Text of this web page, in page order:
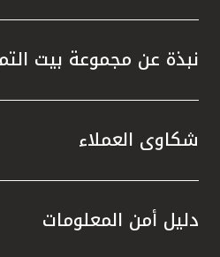
نبذة عن مجموعة بيت
شكاوى العملاء
دليل أمن المعلومات